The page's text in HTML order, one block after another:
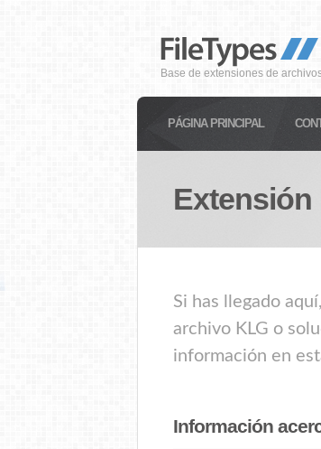
Base de extensiones de
PÁGINA PRINCIPAL
Extensión
Si has llegado
archivo KLG o
información en
Información